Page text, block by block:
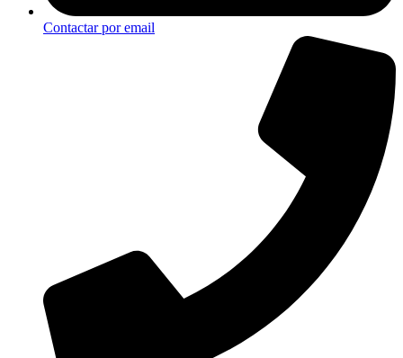
Contactar por email